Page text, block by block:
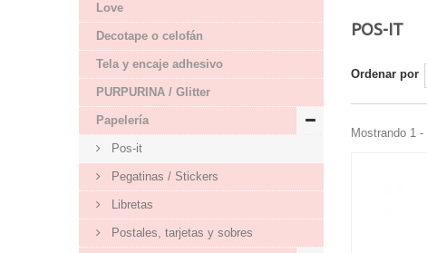
Love
Decotape o celofán
Tela y encaje adhesivo
PURPURINA / Glitter
Papelería
Pos-it
Pegatinas / Stickers
Libretas
Postales, tarjetas y sobres
POS-IT
Ordenar por
Mostrando 1